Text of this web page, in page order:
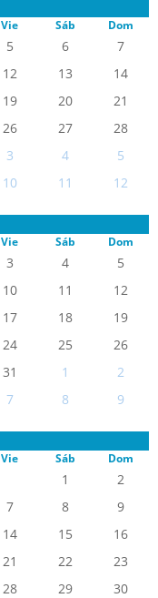
Vie Sáb Dom
5 6
7
12 13
14
19 20
21
26 27
28
3 4
5
10 11 12
Vie Sáb Dom
3 4
5
10 11
12
17 18
19
24 25
26
31 1
2
7 8 9
Vie Sáb Dom
1
2
7 8
9
14 15
16
21 22
23
28 29
30